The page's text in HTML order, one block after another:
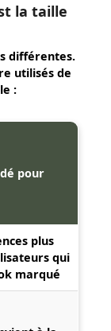
la taille
différentes.
utilisés de
:
pour
plus
qui
marqué